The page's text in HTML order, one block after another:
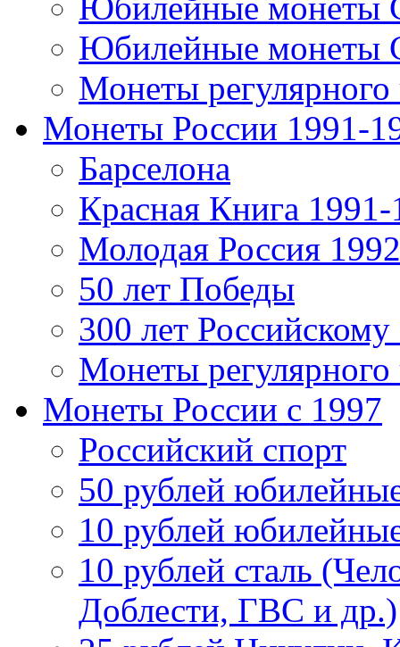
Юбилейные
Монеты
Монеты России 1991-
Барселона
Красная Книга 1991-
Молодая Россия
50 лет Победы
300 лет
Монеты
Монеты России c 1997
Российский спорт
50 рублей
10 рублей
10 рублей сталь
Доблести, ГВС и др.)